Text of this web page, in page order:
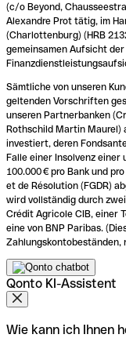
(c/o Beyond,
Alexandre Prot tätig, im
(Charlottenburg) (HRB
gemeinsamen Aufsicht
Sämtliche von unseren
geltenden Vorschriften
unseren Partnerbanken
Rothschild Martin
investiert, deren
Falle einer Insolvenz einer
100.000 € pro Bank und
et de Résolution (FGDR)
wird vollständig durch
Crédit Agricole CIB, einer
eine von BNP Paribas.
Zahlungskontobeständen,
Qonto KI-Assistent
Wie kann ich Ihnen